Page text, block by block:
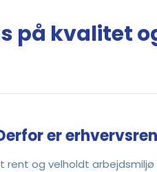
på kvalitet
er
rent og velholdt